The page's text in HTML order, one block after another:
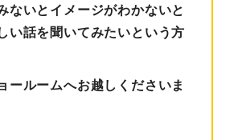
ないとイメージがわかないと
い話を聞いてみたいという方
ールームへお越しくださいま